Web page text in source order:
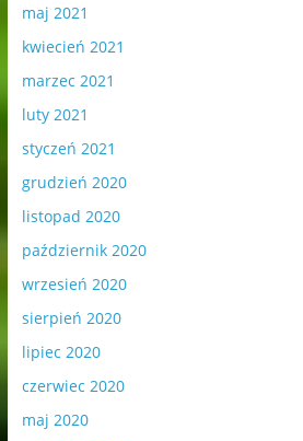
maj 2021
kwiecień 2021
marzec 2021
luty 2021
styczeń 2021
grudzień 2020
listopad 2020
październik 2020
wrzesień 2020
sierpień 2020
lipiec 2020
czerwiec 2020
maj 2020